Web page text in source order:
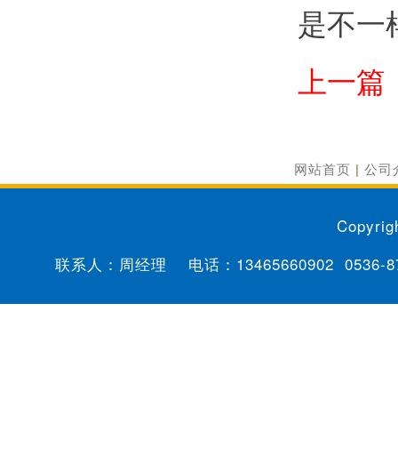
是不一
上一
网站首页 | 公司
联系人：周经理 电话： 13465660902 0536-